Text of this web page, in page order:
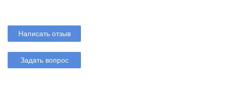
Написать отзыв
Задать вопрос